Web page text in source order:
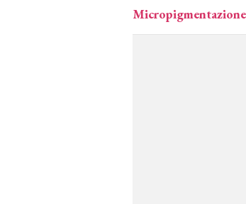
Micropigmentazione